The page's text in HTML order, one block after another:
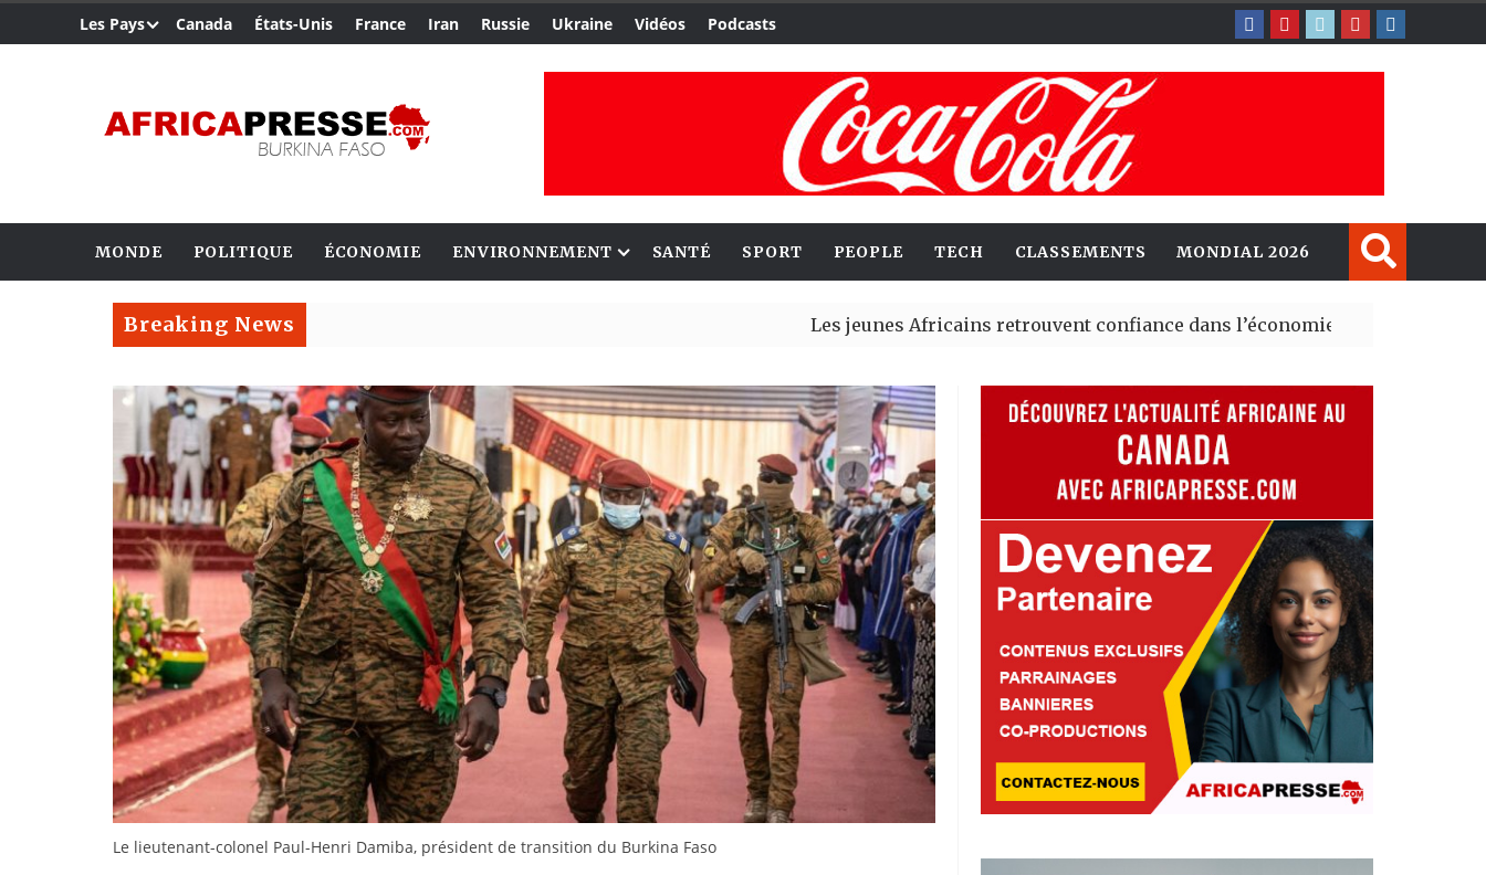
Les Pays Canada États-Unis France Iran Russie Ukraine Vidéos Podcasts
MONDE POLITIQUE ÉCONOMIE ENVIRONNEMENT SANTÉ SPORT PEOPLE TECH CLASSEMENTS MONDIAL 2026
Breaking News Les jeunes Africains retrouvent confiance dans l’économie, mais trois grands
Le lieutenant-colonel Paul-Henri Damiba, président de transition du Burkina Faso